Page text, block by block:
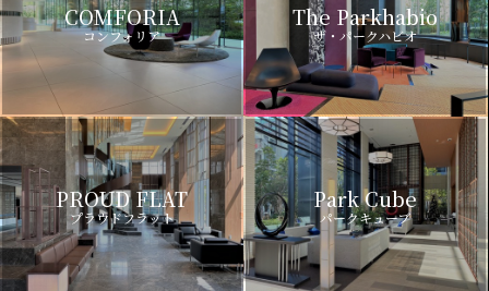
COMFORIA
コンフォリア
The Parkhabio
ザ・パークハビオ
PROUD FLAT
プラウドフラット
Park Cube
パークキューブ